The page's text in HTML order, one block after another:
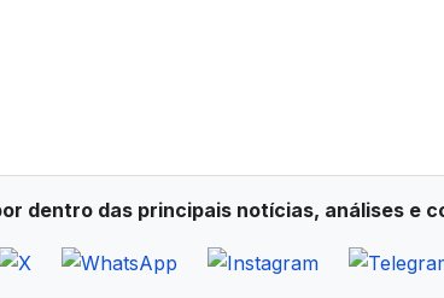
dentro das principais notícias, análises e